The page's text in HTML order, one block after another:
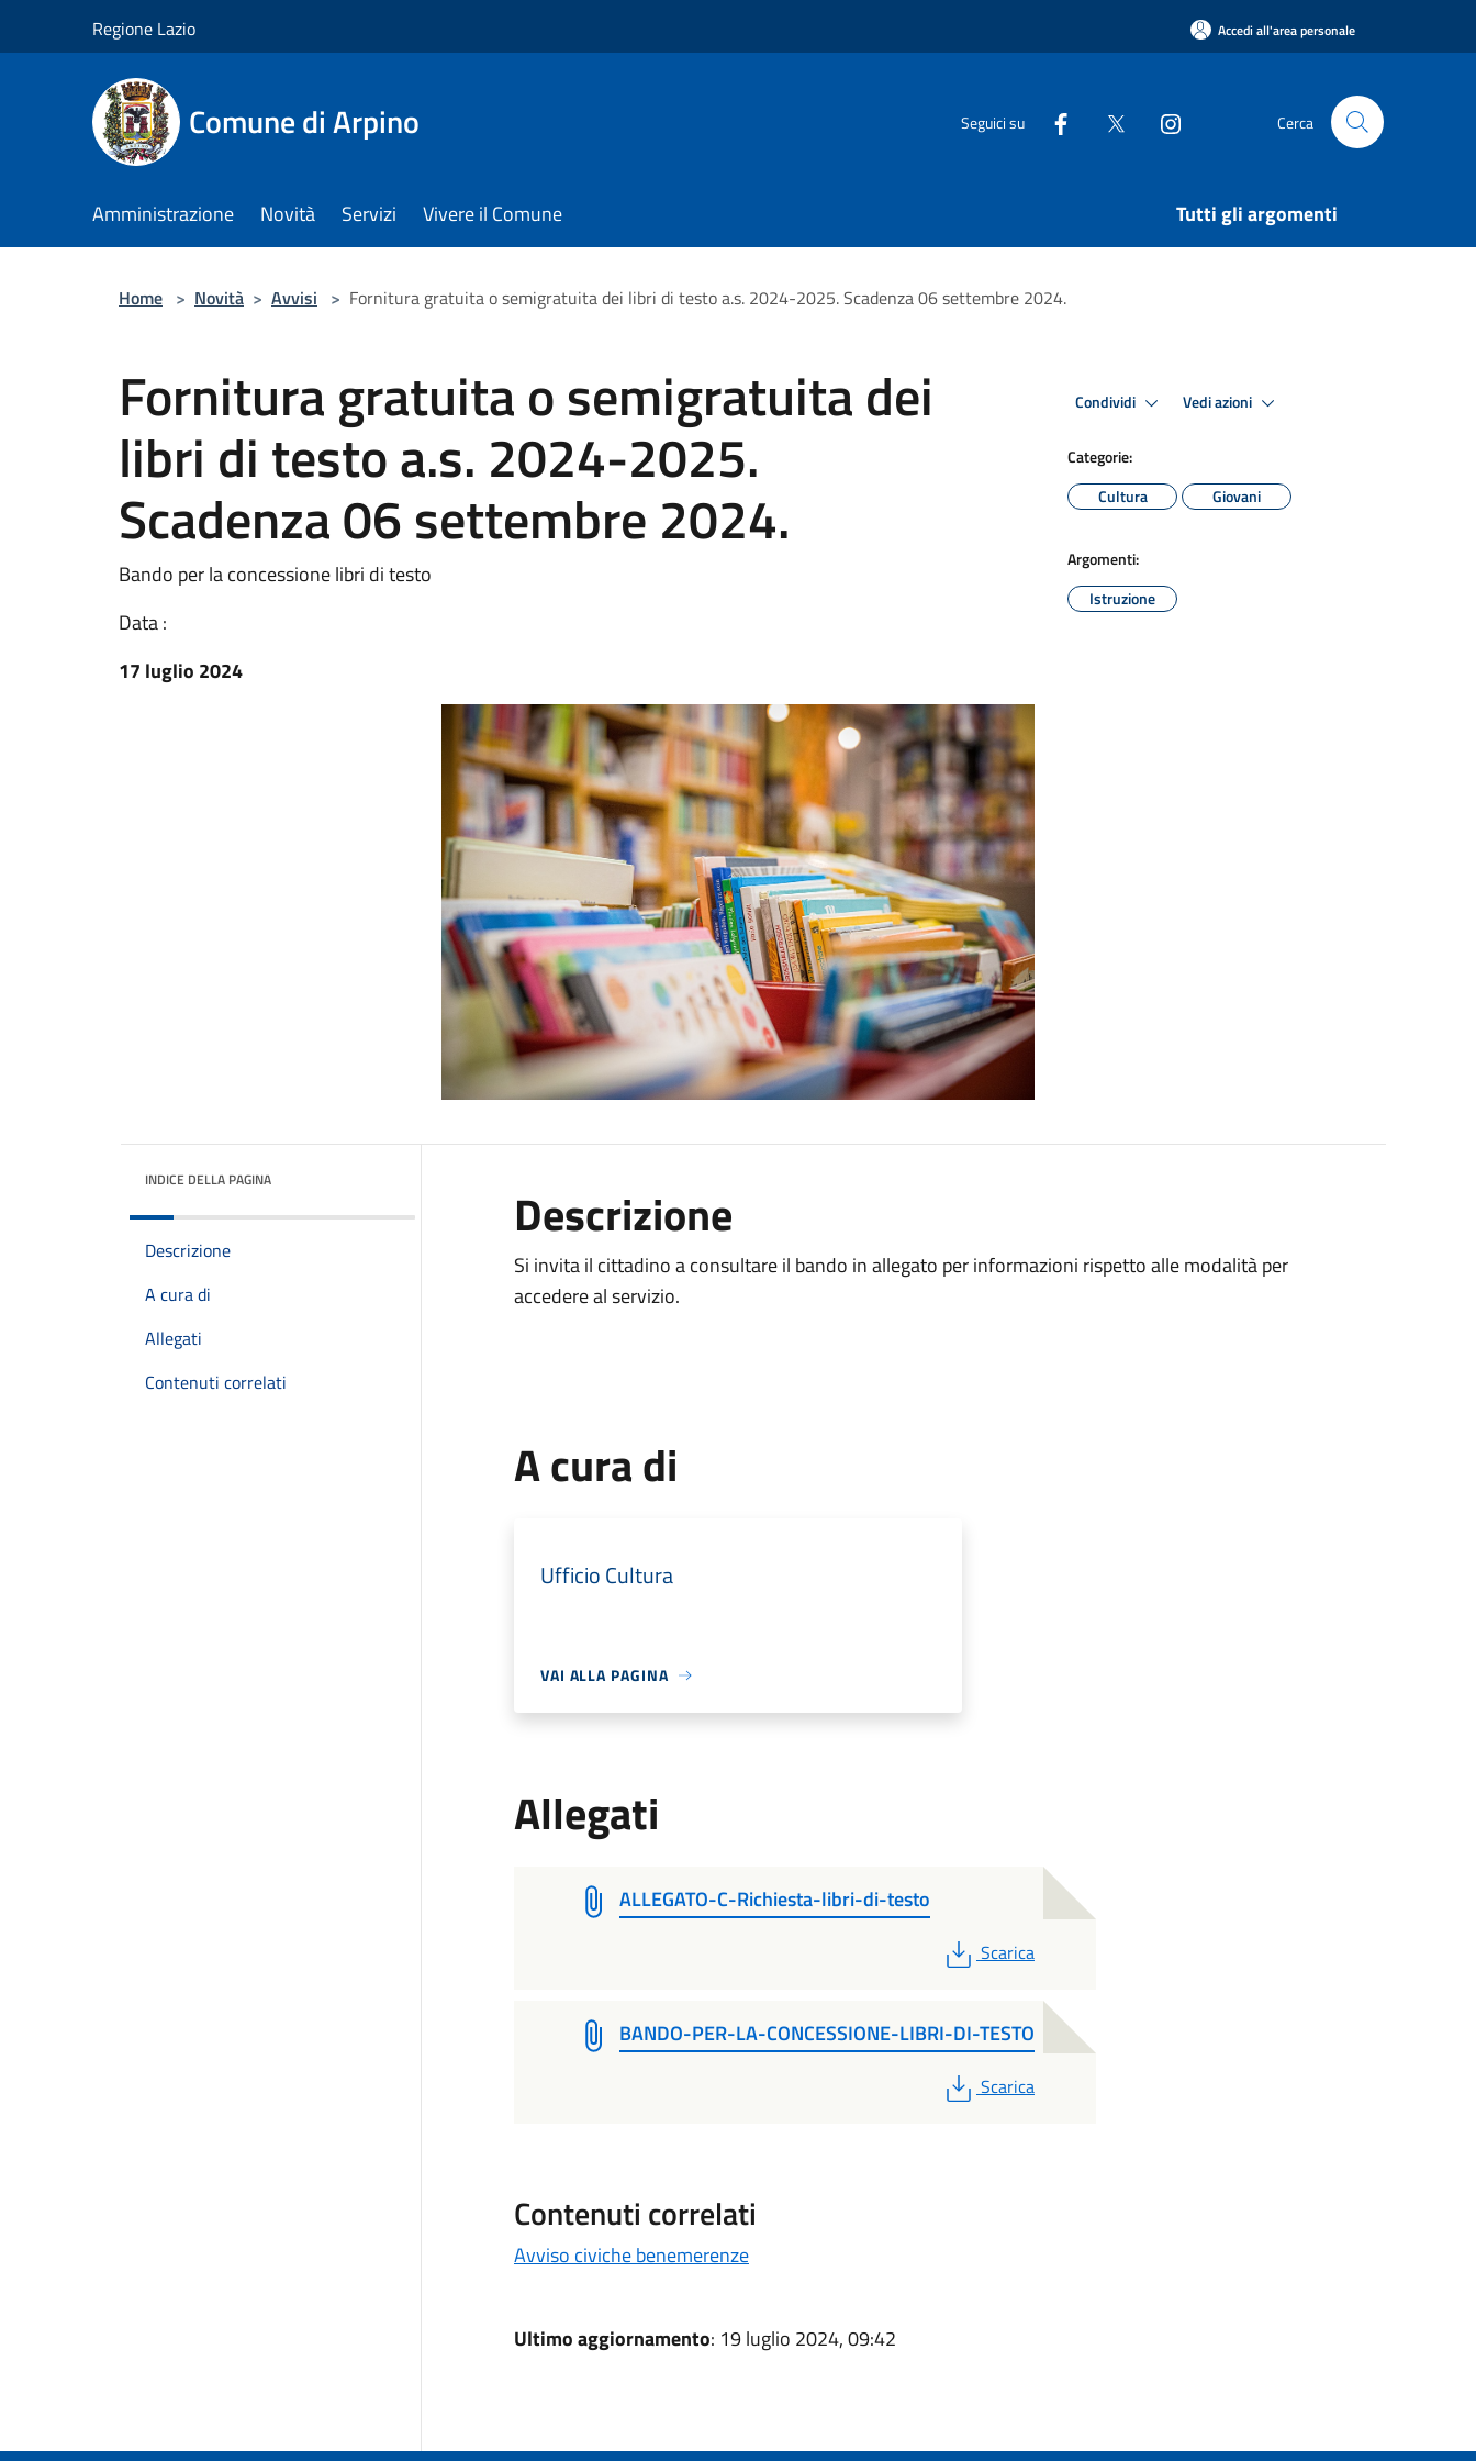
Regione Lazio Accedi all'area personale
Comune di Arpino Seguici su Cerca
Amministrazione Novità Servizi Vivere il Comune Tutti gli argomenti
Home > Novità > Avvisi > Fornitura gratuita o semigratuita dei libri di testo a.s. 2024-2025. Scadenza 06 settembre 2024.
Fornitura gratuita o semigratuita dei
libri di testo a.s. 2024-2025.
Scadenza 06 settembre 2024.
Bando per la concessione libri di testo
Data :
17 luglio 2024
Condividi Vedi azioni
Categorie:
Cultura
Giovani
Argomenti:
Istruzione
INDICE DELLA PAGINA
Descrizione
A cura di
Allegati
Contenuti correlati
Descrizione
Si invita il cittadino a consultare il bando in allegato per informazioni rispetto alle modalità per
accedere al servizio.
A cura di
Ufficio Cultura
VAI ALLA PAGINA
Allegati
ALLEGATO-C-Richiesta-libri-di-testo
PDF
Scarica
BANDO-PER-LA-CONCESSIONE-LIBRI-DI-TESTO
PDF
Scarica
Contenuti correlati
Avviso civiche benemerenze
Ultimo aggiornamento: 19 luglio 2024, 09:42